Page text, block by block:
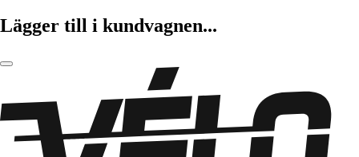
Lägger till i kundvagnen...